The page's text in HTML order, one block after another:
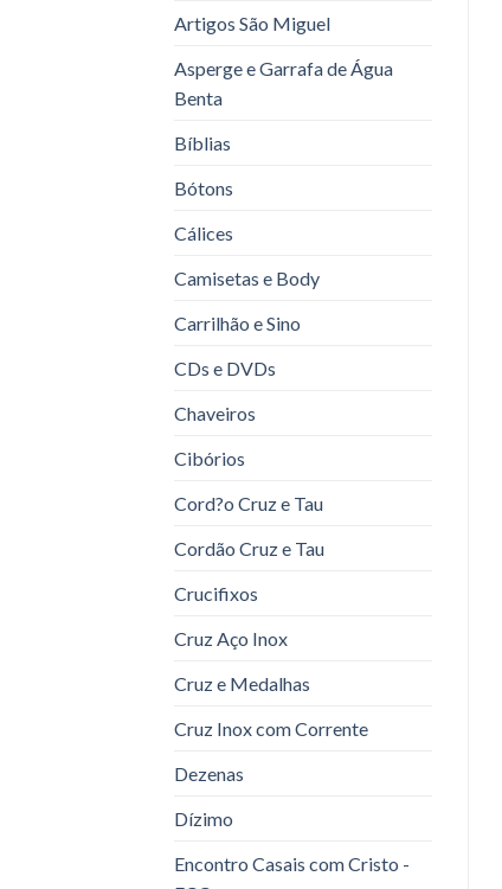
Artigos São Miguel
Asperge e Garrafa de Água
Benta
Bíblias
Bótons
Cálices
Camisetas e Body
Carrilhão e Sino
CDs e DVDs
Chaveiros
Cibórios
Cord?o Cruz e Tau
Cordão Cruz e Tau
Crucifixos
Cruz Aço Inox
Cruz e Medalhas
Cruz Inox com Corrente
Dezenas
Dízimo
Encontro Casais com Cristo -